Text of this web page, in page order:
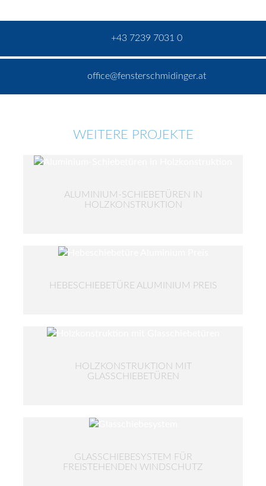
+43 7239 7031 0
office@fensterschmidinger.at
WEITERE PROJEKTE
ALUMINIUM-SCHIEBETÜREN IN
HOLZKONSTRUKTION
HEBESCHIEBETÜRE ALUMINIUM PREIS
HOLZKONSTRUKTION MIT
GLASSCHIEBETÜREN
GLASSCHIEBESYSTEM FÜR
FREISTEHENDEN WINDSCHUTZ